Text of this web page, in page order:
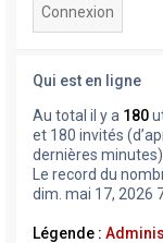
Qui est en ligne
Au total il y a 180
et 180 invités
dernières minutes)
Le record du
dim. mai 17, 2026
Légende :